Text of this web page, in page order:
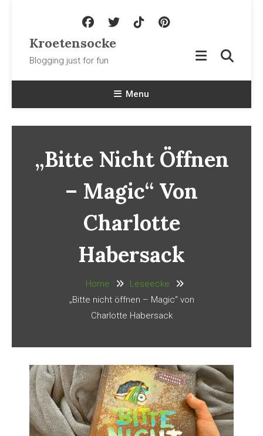
Kroetensocke
Blogging just for fun
Menu
„Bitte Nicht Öffnen
– Magic“ Von
Charlotte
Habersack
Home
Leseecke
„Bitte nicht öffnen – Magic“ von
Charlotte Habersack